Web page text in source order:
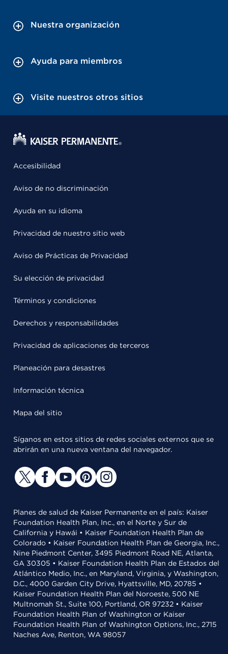
Nuestra organización
Ayuda para miembros
Visite nuestros otros sitios
Accesibilidad
Aviso de no discriminación
Ayuda en su idioma
Privacidad de nuestro sitio web
Aviso de Prácticas de Privacidad
Su elección de privacidad
Términos y condiciones
Derechos y responsabilidades
Privacidad de aplicaciones de terceros
Planeación para desastres
Información técnica
Mapa del sitio
Síganos en estos sitios de redes sociales externos que se
abrirán en una nueva ventana del navegador.
Planes de salud de Kaiser Permanente en el país: Kaiser
Foundation Health Plan, Inc., en el Norte y Sur de
California y Hawái • Kaiser Foundation Health Plan de
Colorado • Kaiser Foundation Health Plan de Georgia, Inc.,
Nine Piedmont Center, 3495 Piedmont Road NE, Atlanta,
GA 30305 • Kaiser Foundation Health Plan de Estados del
Atlántico Medio, Inc., en Maryland, Virginia, y Washington,
D.C., 4000 Garden City Drive, Hyattsville, MD, 20785 •
Kaiser Foundation Health Plan del Noroeste, 500 NE
Multnomah St., Suite 100, Portland, OR 97232 • Kaiser
Foundation Health Plan of Washington or Kaiser
Foundation Health Plan of Washington Options, Inc., 2715
Naches Ave, Renton, WA 98057